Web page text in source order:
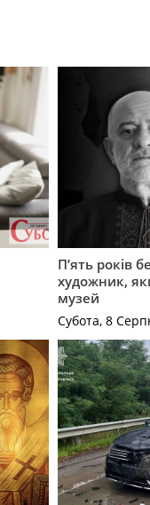
П’ять років
художник,
музей
Субота, 8